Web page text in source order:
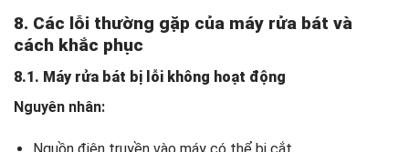
8. Các lỗi thường gặp của máy rửa bát và
cách khắc phục
8.1. Máy rửa bát bị lỗi không hoạt động
Nguyên nhân: